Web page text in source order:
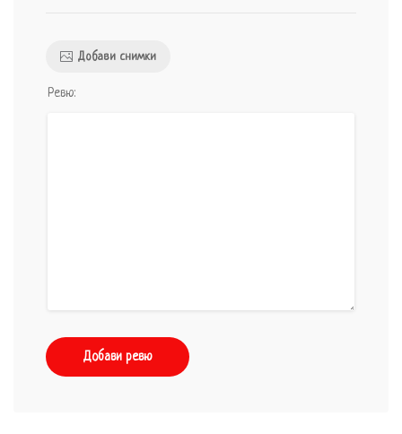
Добави снимки
Ревю:
Добави ревю